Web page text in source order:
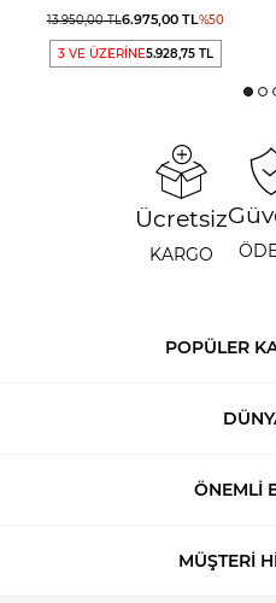
13.950,00TL6.975,00TL%50
3 VE ÜZERİNE5.928,75 TL
Ücretsiz
KARGO
POPÜLER
ÖNEMLİ
MÜŞTERİ